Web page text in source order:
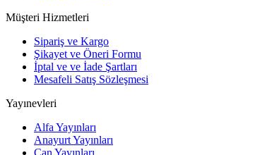
Müşteri Hizmetleri
Sipariş ve Kargo
Şikayet ve Öneri Formu
İptal ve ve İade Şartları
Mesafeli Satış Sözleşmesi
Yayınevleri
Alfa Yayınları
Anayurt Yayınları
Can Yayınları